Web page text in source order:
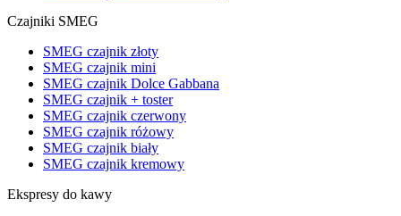
Czajniki SMEG
SMEG czajnik złoty
SMEG czajnik mini
SMEG czajnik Dolce Gabbana
SMEG czajnik + toster
SMEG czajnik czerwony
SMEG czajnik różowy
SMEG czajnik biały
SMEG czajnik kremowy
Ekspresy do kawy